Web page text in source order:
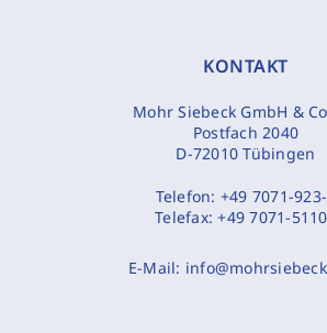
KONTAKT
Mohr Siebeck GmbH &
Postfach 2040
D-72010 Tübingen
Telefon: +49 7071-
Telefax:+49 7071-
E-Mail: